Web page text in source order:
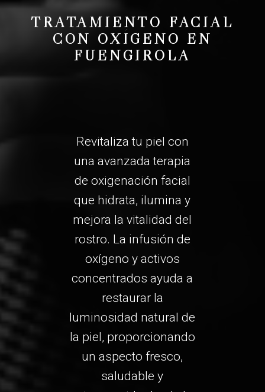
TRATAMIENTO FACIAL
CON OXÍGENO EN
FUENGIROLA
Revitaliza tu piel con
una avanzada terapia
de oxigenación facial
que hidrata, ilumina y
mejora la vitalidad del
rostro. La infusión de
oxígeno y activos
concentrados ayuda a
restaurar la
luminosidad natural de
la piel, proporcionando
un aspecto fresco,
saludable y